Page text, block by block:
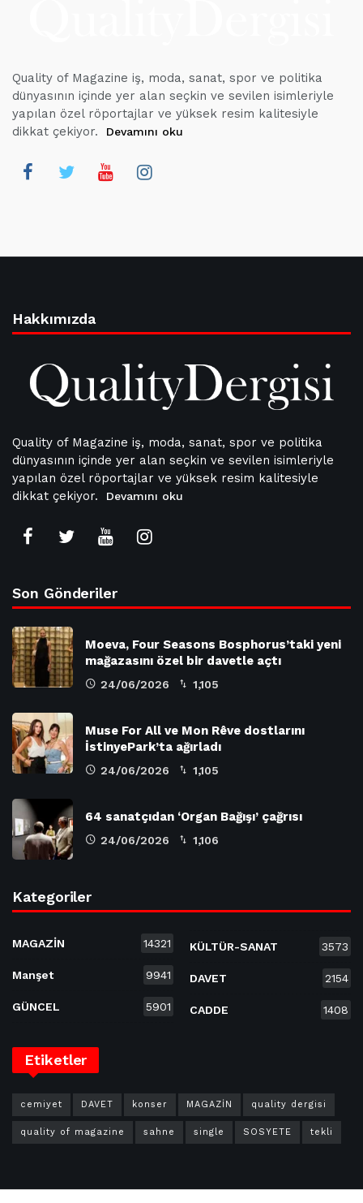
Quality of Magazine iş, moda, sanat, spor ve politika
dünyasının içinde yer alan seçkin ve sevilen isimleriyle
yapılan özel röportajlar ve yüksek resim kalitesiyle
dikkat çekiyor.
Devamını oku
Hakkımızda
Quality of Magazine iş, moda, sanat, spor ve politika
dünyasının içinde yer alan seçkin ve sevilen isimleriyle
yapılan özel röportajlar ve yüksek resim kalitesiyle
dikkat çekiyor.
Devamını oku
Son Gönderiler
Moeva, Four Seasons Bosphorus’taki yeni
mağazasını özel bir davetle açtı
24/06/2026 1,105
Muse For All ve Mon Rêve dostlarını
İstinyePark’ta ağırladı
24/06/2026 1,105
64 sanatçıdan ‘Organ Bağışı’ çağrısı
24/06/2026 1,106
Kategoriler
MAGAZİN 14321
Manşet 9941
GÜNCEL 5901
KÜLTÜR-SANAT 3573
DAVET 2154
CADDE 1408
Etiketler
cemiyet DAVET konser MAGAZİN quality dergisi
quality of magazine sahne single SOSYETE tekli